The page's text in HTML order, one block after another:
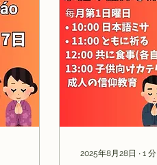
2025年8月28日 ∙ 1 分